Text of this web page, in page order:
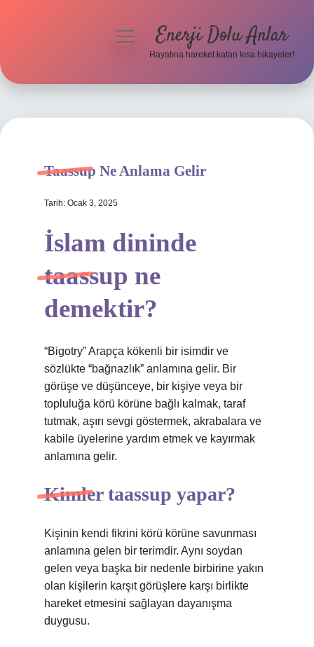
Hakkımızda
menüyüEnerji Dolu Anlar
Hayatına hareket katan kısa hikayeler!
Taassup Ne Anlama Gelir
Tarih: Ocak 3, 2025
İslam dininde
taassup ne
demektir?
“Bigotry” Arapça kökenli bir isimdir ve
sözlükte “bağnazlık” anlamına gelir. Bir
görüşe ve düşünceye, bir kişiye veya bir
topluluğa körü körüne bağlı kalmak, taraf
tutmak, aşırı sevgi göstermek, akrabalara ve
kabile üyelerine yardım etmek ve kayırmak
anlamına gelir.
Kimler taassup yapar?
Kişinin kendi fikrini körü körüne savunması
anlamına gelen bir terimdir. Aynı soydan
gelen veya başka bir nedenle birbirine yakın
olan kişilerin karşıt görüşlere karşı birlikte
hareket etmesini sağlayan dayanışma
duygusu.